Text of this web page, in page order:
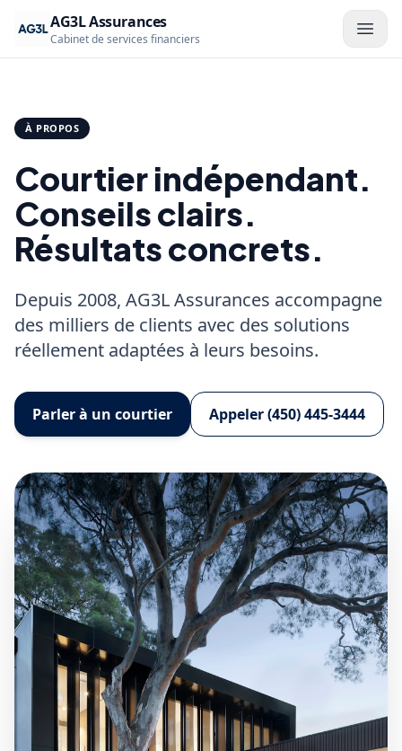
AG3L Assurances
Cabinet de services financiers
À PROPOS
Courtier indépendant.
Conseils clairs.
Résultats concrets.
Depuis 2008, AG3L Assurances accompagne
des milliers de clients avec des solutions
réellement adaptées à leurs besoins.
Parler à un courtier Appeler (450) 445-3444